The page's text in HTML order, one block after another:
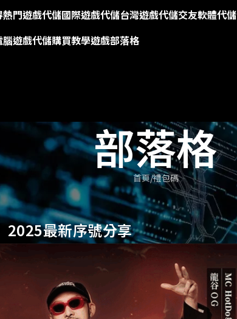
熱門遊戲代儲國際遊戲代儲台灣遊戲代儲交友軟體代儲
腦遊戲代儲購買教學遊戲部落格
部落格
首頁 禮包碼
2025最新序號分享